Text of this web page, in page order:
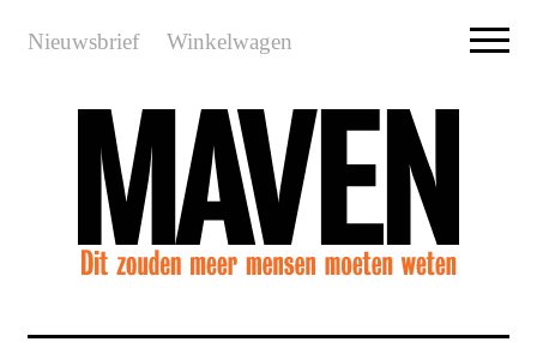
Nieuwsbrief Winkelwagen